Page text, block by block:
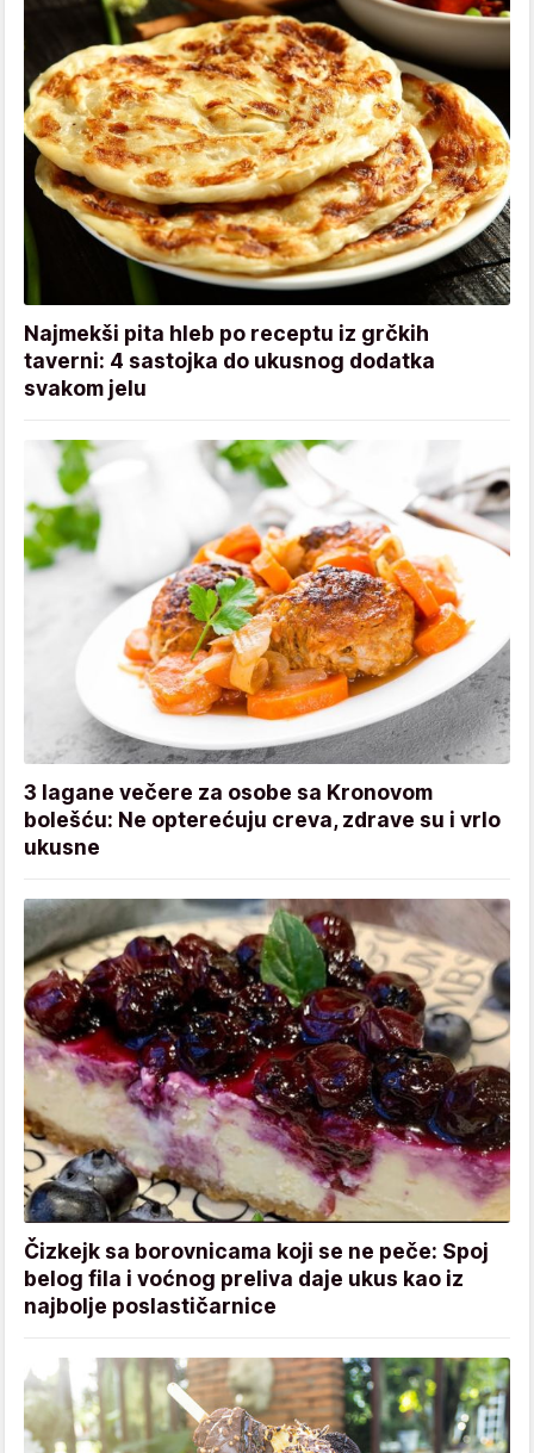
Najmekši pita hleb po receptu iz grčkih
taverni: 4 sastojka do ukusnog dodatka
svakom jelu
3 lagane večere za osobe sa Kronovom
bolešću: Ne opterećuju creva, zdrave su i vrlo
ukusne
Čizkejk sa borovnicama koji se ne peče: Spoj
belog fila i voćnog preliva daje ukus kao iz
najbolje poslastičarnice